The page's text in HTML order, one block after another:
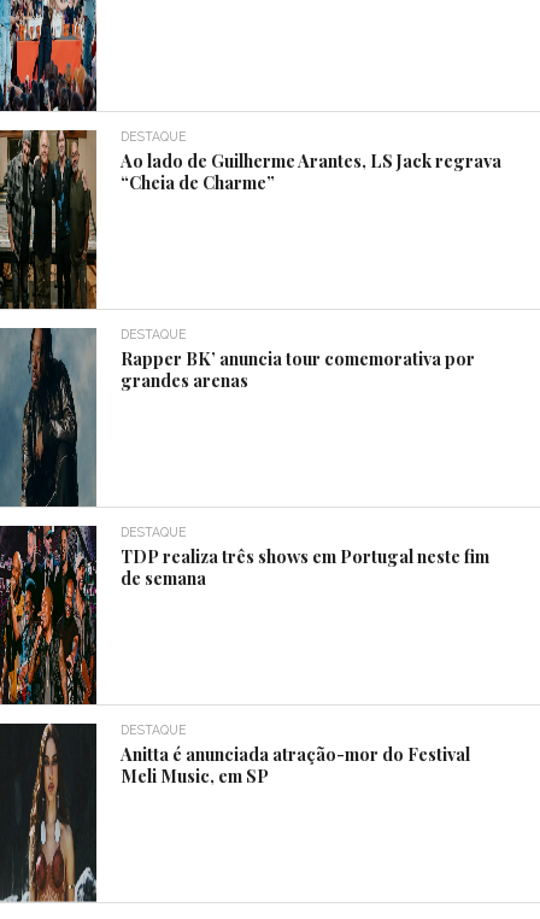
DESTAQUE
Ao lado de Guilherme Arantes, LS Jack regrava
“Cheia de Charme”
DESTAQUE
Rapper BK’ anuncia tour comemorativa por
grandes arenas
DESTAQUE
TDP realiza três shows em Portugal neste fim
de semana
DESTAQUE
Anitta é anunciada atração-mor do Festival
Meli Music, em SP